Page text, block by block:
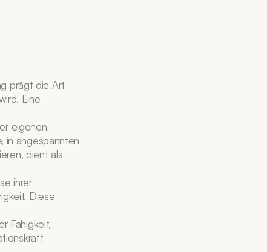
prägt die Art
Eine
eigenen
in angespannten
dient als
ihrer
Diese
Fähigkeit,